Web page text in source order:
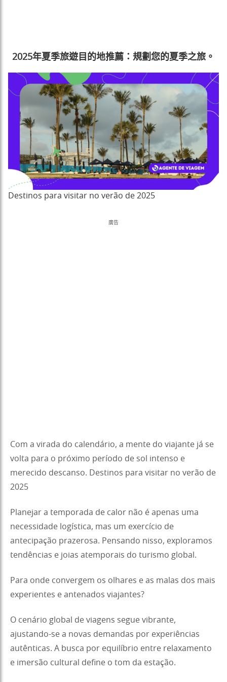
2025年夏季旅遊目的地推薦：規劃您的夏季之旅。
Destinos para visitar no verão de 2025
廣告
Com a virada do calendário, a mente do viajante já se
volta para o próximo período de sol intenso e
merecido descanso. Destinos para visitar no verão de
2025
Planejar a temporada de calor não é apenas uma
necessidade logística, mas um exercício de
antecipação prazerosa. Pensando nisso, exploramos
tendências e joias atemporais do turismo global.
Para onde convergem os olhares e as malas dos mais
experientes e antenados viajantes?
O cenário global de viagens segue vibrante,
ajustando-se a novas demandas por experiências
autênticas. A busca por equilíbrio entre relaxamento
e imersão cultural define o tom da estação.